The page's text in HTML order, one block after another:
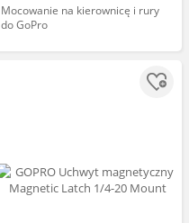
Mocowanie na kierownicę i rury
do GoPro